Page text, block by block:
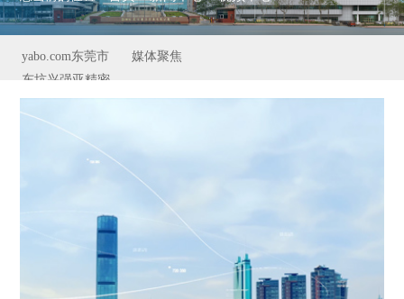
yabo.com东莞市
东坑兴强亚精密
媒体聚焦